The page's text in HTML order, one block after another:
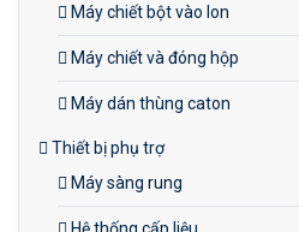
Máy chiết bột vào lon
Máy chiết và đóng hộp
Máy dán thùng caton
Thiết bị phụ trợ
Máy sàng rung